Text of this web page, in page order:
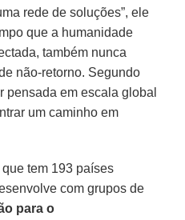
rede de soluções”, ele
que a humanidade
também nunca
não-retorno. Segundo
pensada em escala global
um caminho em
que tem 193 países
com grupos de
para o